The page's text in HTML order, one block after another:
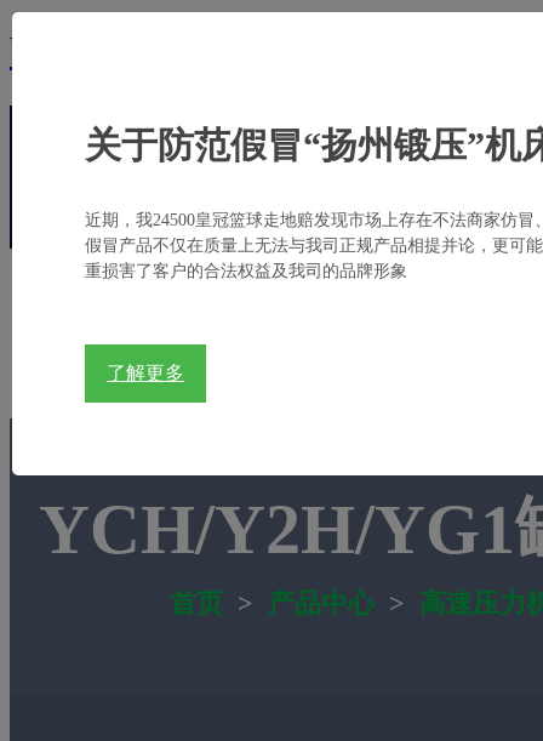
bb亚太德国狼堡,贝博狼堡亚太
YCH/Y2H/YG1
首页 > 产品中心> 高速压力
关于防范假冒“扬州锻压”机
近期，我24500皇冠篮球走地赔发现市场上存在不法商家仿冒
假冒产品不仅在质量上无法与我司正规产品相提并论，更可
重损害了客户的合法权益及我司的品牌形象
了解更多